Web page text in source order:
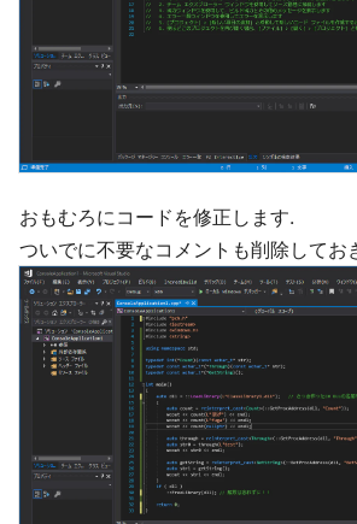
おもむろにコードを修正します.
ついでに不要なコメントも削除してお